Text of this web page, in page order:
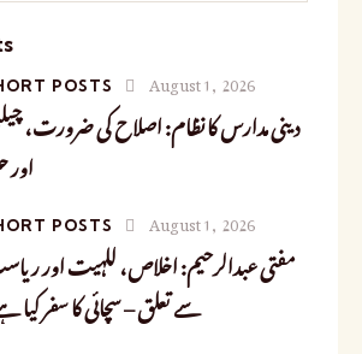
POSTS August 1, 2026
دینی مدارس کا نظام: اصلاح کی ضرورت،
POSTS August 1, 2026
مفتی عبدالرحیم: اخلاص، للہیت اور
سے تعلق – سچائی کا سفر کیا